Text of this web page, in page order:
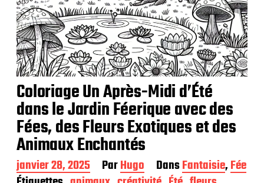
Coloriage Un Après-Midi d’Été
dans le Jardin Féerique avec des
Fées, des Fleurs Exotiques et des
Animaux Enchantés
D
a
janvier 28, 2025 ParHugo DansFantaisie,Fée